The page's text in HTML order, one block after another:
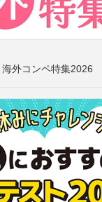
外コンペ特集2026